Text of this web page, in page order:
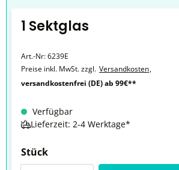
1 Sektglas
Art.-Nr:6239E
Preise inkl. MwSt. zzgl. Versandkosten,
versandkostenfrei (DE) ab 99€**
Verfügbar
Lieferzeit: 2-4 Werktage*
Stück